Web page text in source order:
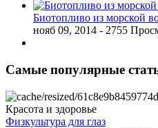
Биотопливо из морской
нояб 09, 2014 - 2755
Самые популярные
Красота и здоровье
Физкультура для глаз